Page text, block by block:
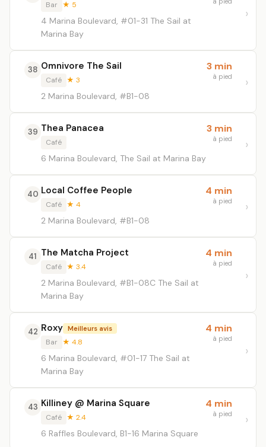
Bar ★ 5
4 Marina Boulevard, #01-31 The Sail at
Marina Bay
38 Omnivore The Sail
Café ★ 3
2 Marina Boulevard, #B1-08
3 min
à pied
39 Thea Panacea
Café
6 Marina Boulevard, The Sail at Marina Bay
3 min
à pied
40 Local Coffee People
Café ★ 4
2 Marina Boulevard, #B1-08
4 min
à pied
41 The Matcha Project
Café ★ 3.4
2 Marina Boulevard, #B1-08C The Sail at
Marina Bay
4 min
à pied
42 Roxy Meilleurs avis
Bar ★ 4.8
6 Marina Boulevard, #01-17 The Sail at
Marina Bay
4 min
à pied
43 Killiney @ Marina Square
Café ★ 2.4
6 Raffles Boulevard, B1-16 Marina Square
4 min
à pied